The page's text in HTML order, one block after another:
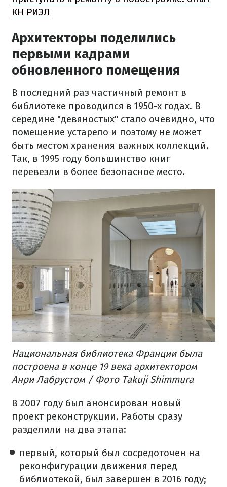
КН РИЭЛ
Архитекторы поделились
первыми кадрами
обновленного помещения
В последний раз частичный ремонт в
библиотеке проводился в 1950-х годах. В
середине "девяностых" стало очевидно, что
помещение устарело и поэтому не может
быть местом хранения важных коллекций.
Так, в 1995 году большинство книг
перевезли в более безопасное место.
Национальная библиотека Франции была
построена в конце 19 века архитектором
Анри Лабрустом / Фото Takuji Shimmura
В 2007 году был анонсирован новый
проект реконструкции. Работы сразу
разделили на два этапа:
первый, который был сосредоточен на
реконфигурации движения перед
библиотекой, был завершен в 2016 году;